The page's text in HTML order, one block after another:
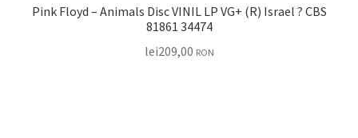
Pink Floyd – Animals Disc VINIL LP VG+ (R) Israel ? CBS
81861 34474
lei209,00 RON